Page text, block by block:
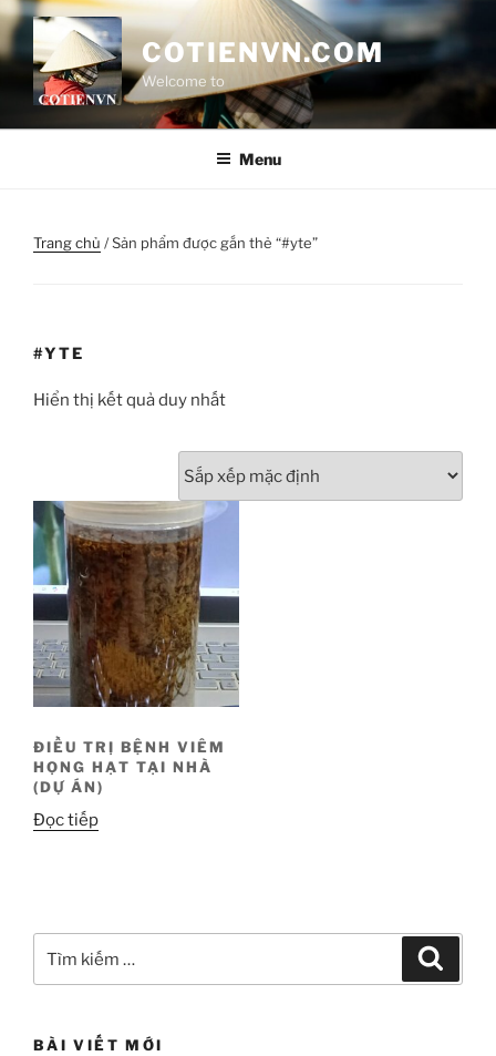
Chuyển
đến
phần
COTIENVN.COM
Welcome to
Menu
Trang chủ / Sản phẩm được gắn thẻ “#yte”
#YTE
Hiển thị kết quả duy nhất
ĐIỀU TRỊ BỆNH VIÊM
HỌNG HẠT TẠI NHÀ
(DỰ ÁN)
Đọc tiếp
BÀI VIẾT MỚI